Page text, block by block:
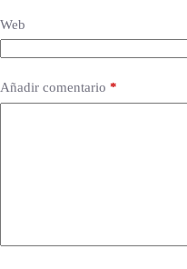
Web
Añadir comentario *